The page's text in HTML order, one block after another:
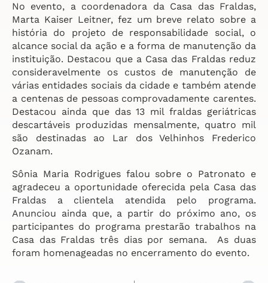
No evento, a coordenadora da Casa das Fraldas,
Marta Kaiser Leitner, fez um breve relato sobre a
história do projeto de responsabilidade social, o
alcance social da ação e a forma de manutenção da
instituição. Destacou que a Casa das Fraldas reduz
consideravelmente os custos de manutenção de
várias entidades sociais da cidade e também atende
a centenas de pessoas comprovadamente carentes.
Destacou ainda que das 13 mil fraldas geriátricas
descartáveis produzidas mensalmente, quatro mil
são destinadas ao Lar dos Velhinhos Frederico
Ozanam.
Sônia Maria Rodrigues falou sobre o Patronato e
agradeceu a oportunidade oferecida pela Casa das
Fraldas a clientela atendida pelo programa.
Anunciou ainda que, a partir do próximo ano, os
participantes do programa prestarão trabalhos na
Casa das Fraldas três dias por semana. As duas
foram homenageadas no encerramento do evento.